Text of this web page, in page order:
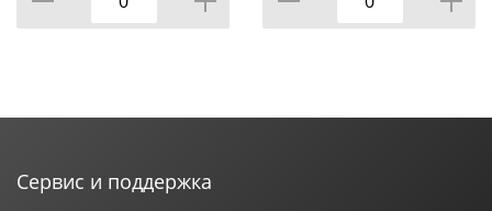
Сервис и поддержка